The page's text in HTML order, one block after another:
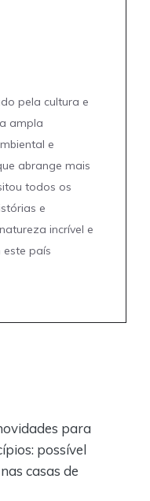
pela cultura e
ampla
e
abrange mais
todos os
e
incrível e
país
para
possível
casas de